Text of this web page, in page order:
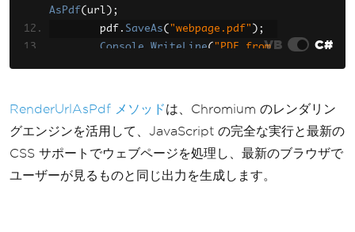
AsPdf( url );
        pdf
. SaveAs( "webpage.pdf" );
Console
WriteLine( "PDF from VB C#
RenderUrlAsPdf メソッドは、Chromium のレンダリン
グエンジンを活用して、JavaScript の完全な実行と最新の
CSS サポートでウェブページを処理し、最新のブラウザで
ユーザーが見るものと同じ出力を生成します。